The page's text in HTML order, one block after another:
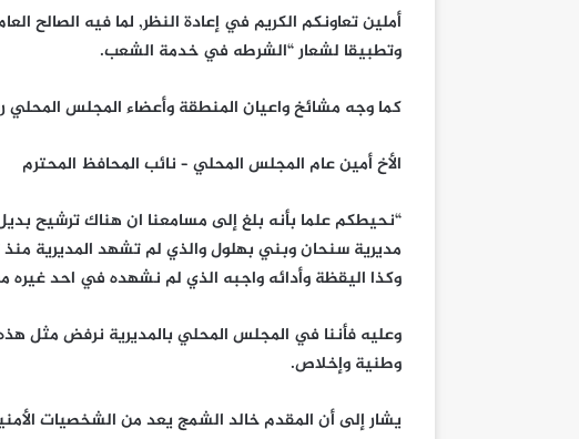
أملين تعاونكم الكريم في إعادة النظر, لما فيه الصالح
وتطبيقا لشعار “الشرطه في خدمة الشعب.
كما وجه مشائخ واعيان المنطقة وأعضاء المجلس المحلي
الأخ أمين عام المجلس المحلي – نائب المحافظ المحترم
“نحيطكم علما بأنه بلغ إلى مسامعنا ان هناك ترشيح
مديرية سنحان وبني بهلول والذي لم تشهد المديرية منذ
وكذا اليقظة وأدائه واجبه الذي لم نشهده في احد غيره
وعليه فأننا في المجلس المحلي بالمديرية نرفض مثل
وطنية وإخلاص.
يشار إلى أن المقدم خالد الشمج يعد من الشخصيات